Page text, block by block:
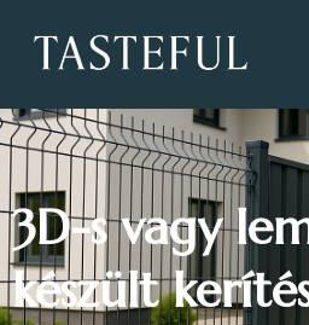
3D-s vagy
készült